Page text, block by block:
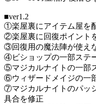
■ver1.2
①楽屋裏にアイテム屋を
②楽屋裏に回復ポイント
③回復用の魔法陣が使え
④ビショップの一部ステ
⑤マジカルナイトの一部
⑥ウィザードメイジの一
⑦マジカルナイトのパッ
具合を修正